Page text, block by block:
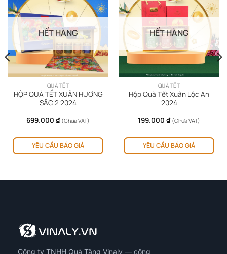
HẾT HÀNG
QUÀ TẾT
HỘP QUÀ TẾT XUÂN HƯƠNG
SẮC 2 2024
699.000 ₫ (Chưa VAT)
YÊU CẦU BÁO GIÁ
HẾT HÀNG
QUÀ TẾT
Hộp Quà Tết Xuân Lộc An
2024
199.000 ₫ (Chưa VAT)
YÊU CẦU BÁO GIÁ
Công ty TNHH Quà Tặng Vinaly — công